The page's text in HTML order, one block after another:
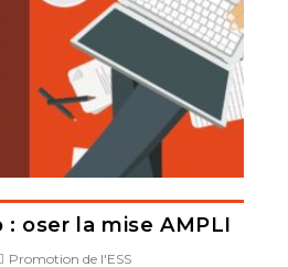
: oser la mise AMPLI
Promotion de l'ESS